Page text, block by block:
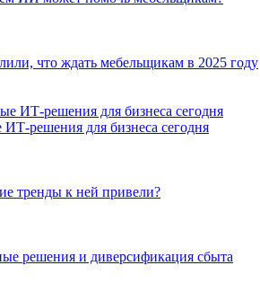
что ждать мебельщикам в 2025 году
ИТ-решения для бизнеса сегодня
тренды к ней привели?
решения и диверсификация сбыта